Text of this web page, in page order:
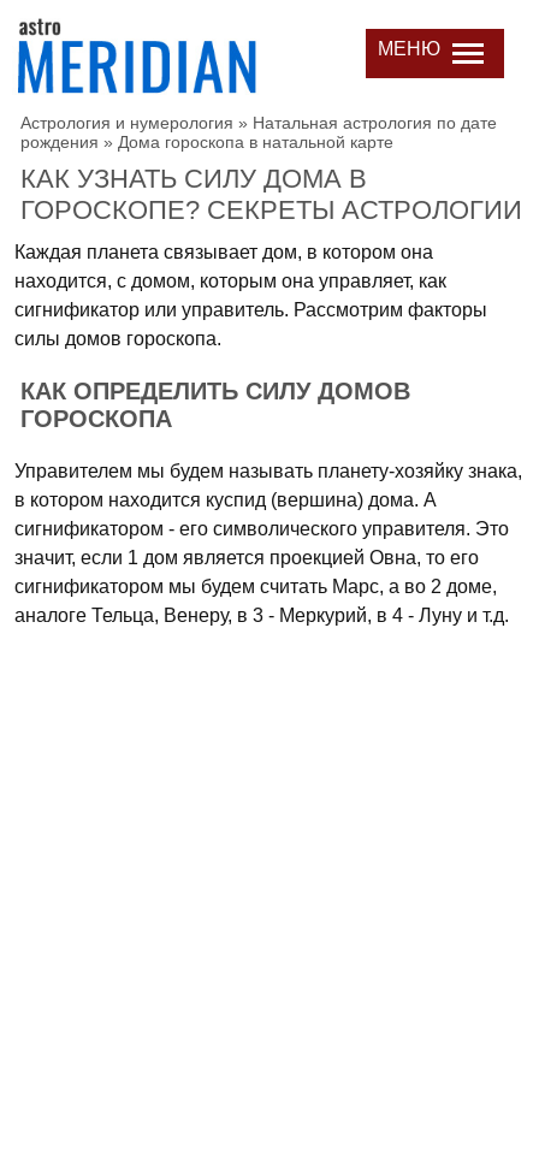
МЕНЮ
Астрология и нумерология » Натальная астрология по дате
рождения » Дома гороскопа в натальной карте
КАК УЗНАТЬ СИЛУ ДОМА В
ГОРОСКОПЕ? СЕКРЕТЫ АСТРОЛОГИИ
Каждая планета связывает дом, в котором она
находится, с домом, которым она управляет, как
сигнификатор или управитель. Рассмотрим факторы
силы домов гороскопа.
КАК ОПРЕДЕЛИТЬ СИЛУ ДОМОВ
ГОРОСКОПА
Управителем мы будем называть планету-хозяйку знака,
в котором находится куспид (вершина) дома. А
сигнификатором - его символического управителя. Это
значит, если 1 дом является проекцией Овна, то его
сигнификатором мы будем считать Марс, а во 2 доме,
аналоге Тельца, Венеру, в 3 - Меркурий, в 4 - Луну и т.д.